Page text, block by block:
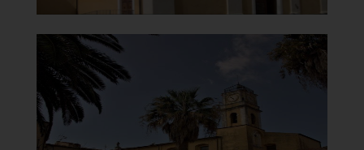
Chiesa della Vergine del
Carmelo
Vista dal retro